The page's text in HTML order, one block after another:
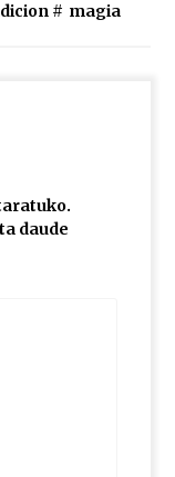
# magia
daude